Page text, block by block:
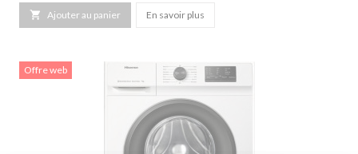
 Ajouter au panier En savoir plus
Offre web